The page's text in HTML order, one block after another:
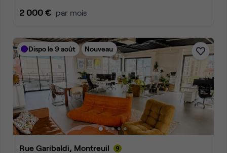
2 000 € par mois
Dispo le 9 août Nouveau
Rue Garibaldi, Montreuil